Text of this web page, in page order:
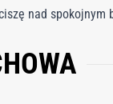
nad
wody,
opowieść